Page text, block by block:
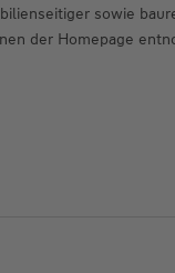
sowie
der Homepage